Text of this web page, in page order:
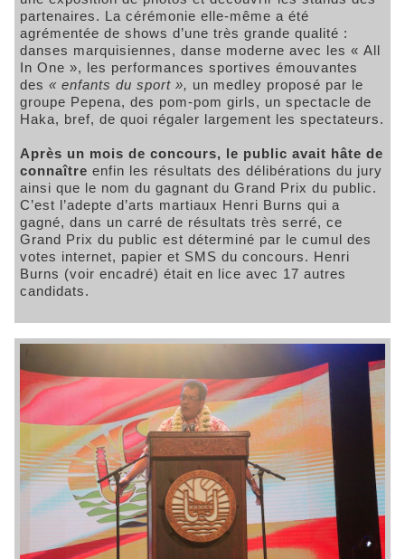
partenaires. La cérémonie elle-même a été
agrémentée de shows d’une très grande qualité :
danses marquisiennes, danse moderne avec les « All
In One », les performances sportives émouvantes
des « enfants du sport », un medley proposé par le
groupe Pepena, des pom-pom girls, un spectacle de
Haka, bref, de quoi régaler largement les spectateurs.
Après un mois de concours, le public avait hâte de
connaître enfin les résultats des délibérations du jury
ainsi que le nom du gagnant du Grand Prix du public.
C’est l’adepte d’arts martiaux Henri Burns qui a
gagné, dans un carré de résultats très serré, ce
Grand Prix du public est déterminé par le cumul des
votes internet, papier et SMS du concours. Henri
Burns (voir encadré) était en lice avec 17 autres
candidats.